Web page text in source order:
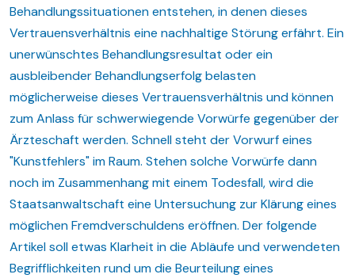
Behandlungssituationen entstehen, in denen dieses
Vertrauensverhältnis eine nachhaltige Störung erfährt. Ein
unerwünschtes Behandlungsresultat oder ein
ausbleibender Behandlungserfolg belasten
möglicherweise dieses Vertrauensverhältnis und können
zum Anlass für schwerwiegende Vorwürfe gegenüber der
Ärzteschaft werden. Schnell steht der Vorwurf eines
"Kunstfehlers" im Raum. Stehen solche Vorwürfe dann
noch im Zusammenhang mit einem Todesfall, wird die
Staatsanwaltschaft eine Untersuchung zur Klärung eines
möglichen Fremdverschuldens eröffnen. Der folgende
Artikel soll etwas Klarheit in die Abläufe und verwendeten
Begrifflichkeiten rund um die Beurteilung eines